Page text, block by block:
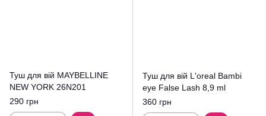
Туш для вій MAYBELLINE
NEW YORK 26N201
290 грн
Туш для вій L'oreal Bambi
eye False Lash 8,9 ml
360 грн